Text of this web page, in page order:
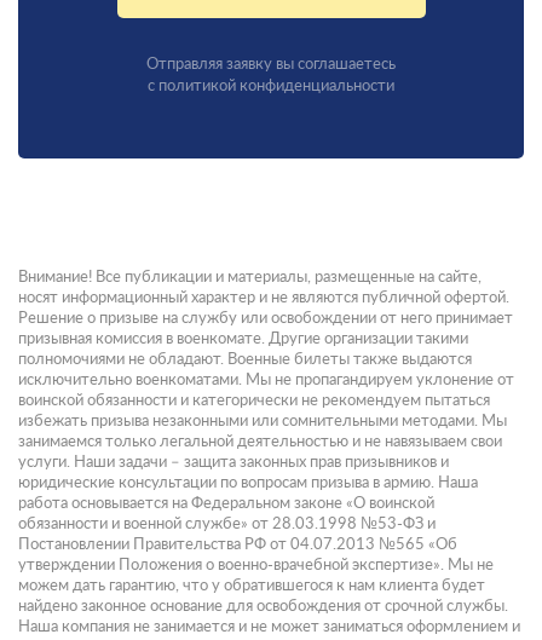
Отправляя заявку вы соглашаетесь
с политикой конфиденциальности
Внимание! Все публикации и материалы, размещенные на сайте,
носят информационный характер и не являются публичной офертой.
Решение о призыве на службу или освобождении от него принимает
призывная комиссия в военкомате. Другие организации такими
полномочиями не обладают. Военные билеты также выдаются
исключительно военкоматами. Мы не пропагандируем уклонение от
воинской обязанности и категорически не рекомендуем пытаться
избежать призыва незаконными или сомнительными методами. Мы
занимаемся только легальной деятельностью и не навязываем свои
услуги. Наши задачи – защита законных прав призывников и
юридические консультации по вопросам призыва в армию. Наша
работа основывается на Федеральном законе «О воинской
обязанности и военной службе» от 28.03.1998 №53-ФЗ и
Постановлении Правительства РФ от 04.07.2013 №565 «Об
утверждении Положения о военно-врачебной экспертизе». Мы не
можем дать гарантию, что у обратившегося к нам клиента будет
найдено законное основание для освобождения от срочной службы.
Наша компания не занимается и не может заниматься оформлением и